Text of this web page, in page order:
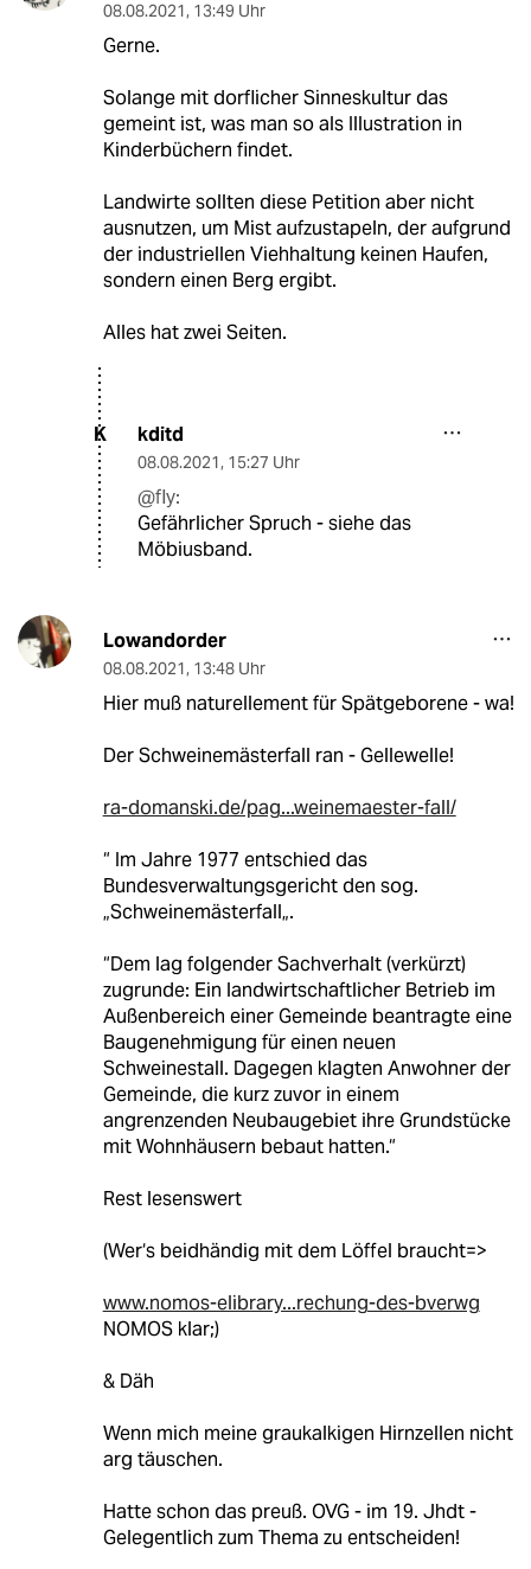
08.08.2021, 13:49 Uhr
Gerne.
Solange mit dorflicher Sinneskultur das
gemeint ist, was man so als Illustration in
Kinderbüchern findet.
Landwirte sollten diese Petition aber nicht
ausnutzen, um Mist aufzustapeln, der aufgrund
der industriellen Viehhaltung keinen Haufen,
sondern einen Berg ergibt.
Alles hat zwei Seiten.
K kditd
08.08.2021, 15:27 Uhr
@fly:
Gefährlicher Spruch - siehe das
Möbiusband.
Lowandorder
08.08.2021, 13:48 Uhr
Hier muß naturellement für Spätgeborene - wa!
Der Schweinemästerfall ran - Gellewelle!
ra-domanski.de/pag...weinemaester-fall/
“ Im Jahre 1977 entschied das
Bundesverwaltungsgericht den sog.
„Schweinemästerfall„.
“Dem lag folgender Sachverhalt (verkürzt)
zugrunde: Ein landwirtschaftlicher Betrieb im
Außenbereich einer Gemeinde beantragte eine
Baugenehmigung für einen neuen
Schweinestall. Dagegen klagten Anwohner der
Gemeinde, die kurz zuvor in einem
angrenzenden Neubaugebiet ihre Grundstücke
mit Wohnhäusern bebaut hatten.“
Rest lesenswert
(Wer‘s beidhändig mit dem Löffel braucht=>
www.nomos-elibrary...rechung-des-bverwg
NOMOS klar;)
& Däh
Wenn mich meine graukalkigen Hirnzellen nicht
arg täuschen.
Hatte schon das preuß. OVG - im 19. Jhdt -
Gelegentlich zum Thema zu entscheiden!